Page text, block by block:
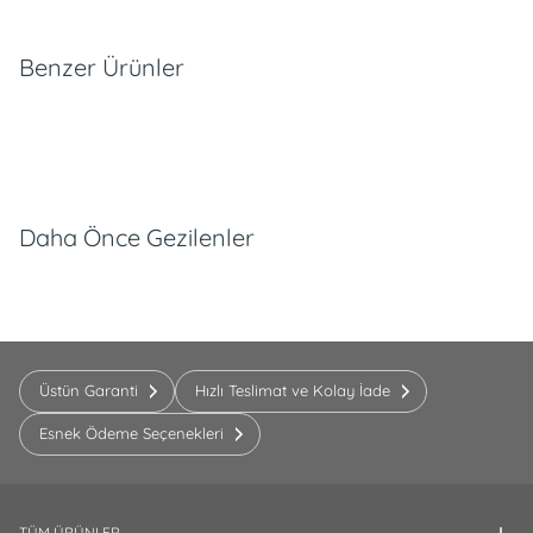
Benzer Ürünler
Daha Önce Gezilenler
Üstün Garanti Hızlı Teslimat ve Kolay İade
Esnek Ödeme Seçenekleri